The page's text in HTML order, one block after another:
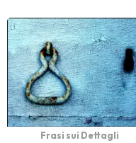
Frasi sui Dettagli